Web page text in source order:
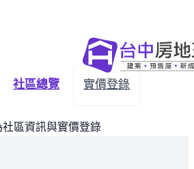
社區總覽 實價登錄
社區資訊與實價登錄